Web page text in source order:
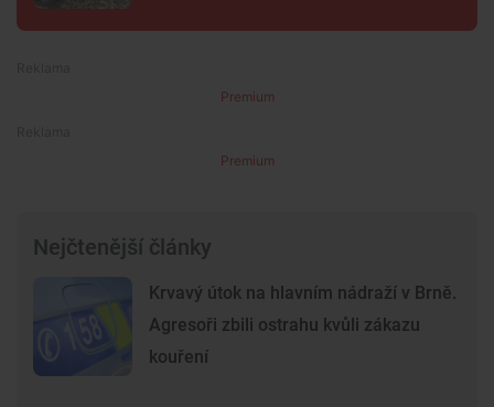
Premium
Premium
Nejčtenější články
Krvavý útok na hlavním nádraží v Brně.
Agresoři zbili ostrahu kvůli zákazu
kouření